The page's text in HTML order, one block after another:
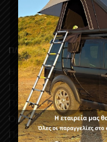
ΠΛΗΡΟΦΟΡΙΕΣ
Η εταιρεία μας
Προσφορές
Πληροφορίες
Όροι Χρήσης
Πολιτική Απορρήτου